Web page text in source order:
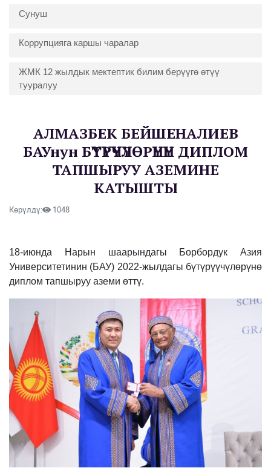
Сунуш
Коррупцияга каршы чаралар
ЖМК 12 жылдык мектептик билим берүүгө өтүү
тууралуу
АЛМАЗБЕК БЕЙШЕНАЛИЕВ
БАУнун БҮТҮРҮҮЧҮЛӨРҮНҮН ДИПЛОМ
ТАПШЫРУУ АЗЕМИНЕ
КАТЫШТЫ
Көрүлдү: 1048
18-июнда Нарын шаарындагы Борбордук Азия
Университетинин (БАУ) 2022-жылдагы бүтүрүүчүлөрүнө
диплом тапшыруу аземи өттү.